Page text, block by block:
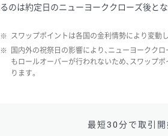
るのは約定日のニューヨーククローズ後とな
※ スワップポイントは各国の金利情勢により変動し
※
国内外の祝祭日の影響により、ニューヨークク
もロールオーバーが行われないため、スワップ
ります。
最短30分で取引開